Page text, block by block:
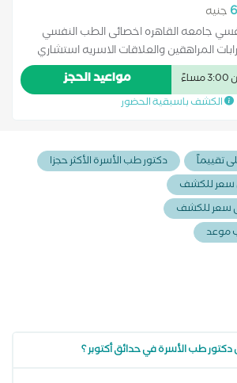
جنيه
جامعه القاهره اخصائى الطب النفسي
المراهقين والعلاقات الاسريه استشاري
الادمان دكتوراه الطب النفسي كليه طب
الوساس القهري,الاضرابات السلوكيه و
و الاسريه,علاج و اعاده تاهيل مرضى
مواعيد الحجز
الكشف باسبقية الحضور
تقييماً
دكتور طب الأسرة الأكثر حجزا
سعر للكشف
سعر للكشف
موعد
طب الأسرة في حدائق أكتوبر ؟